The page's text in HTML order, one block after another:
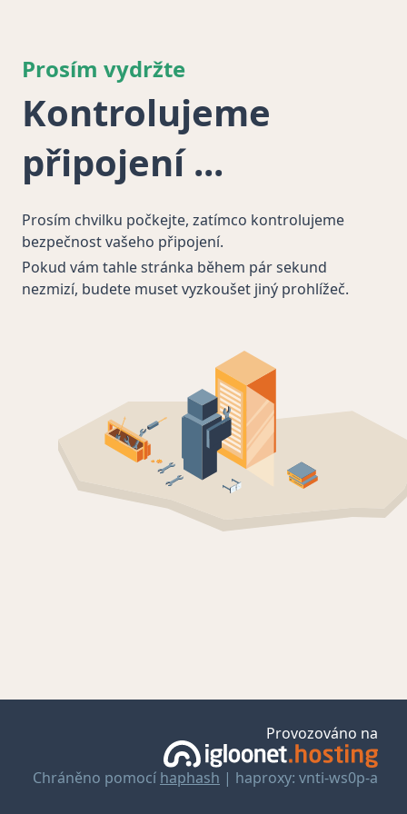
Prosím vydržte
Kontrolujeme
připojení
Prosím chvilku počkejte, zatímco kontrolujeme
bezpečnost vašeho připojení.
Pokud vám tahle stránka během pár sekund
nezmizí, budete muset vyzkoušet jiný prohlížeč.
Provozováno na
Chráněno pomocí haphash | haproxy: vnti-ws0p-a